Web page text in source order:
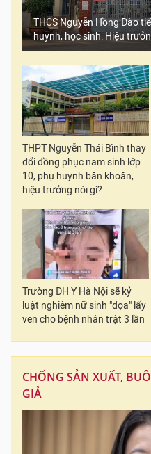
THCS Nguyễn Hồng Đào
huynh, học sinh: Hiệu
THPT Nguyễn Thái Bình thay
đổi đồng phục nam sinh lớp
10, phụ huynh băn khoăn,
hiệu trưởng nói gì?
Trường ĐH Y Hà Nội sẽ kỷ
luật nghiêm nữ sinh "dọa" lấy
ven cho bệnh nhân trật 3 lần
CHỐNG SẢN XUẤT,
GIẢ